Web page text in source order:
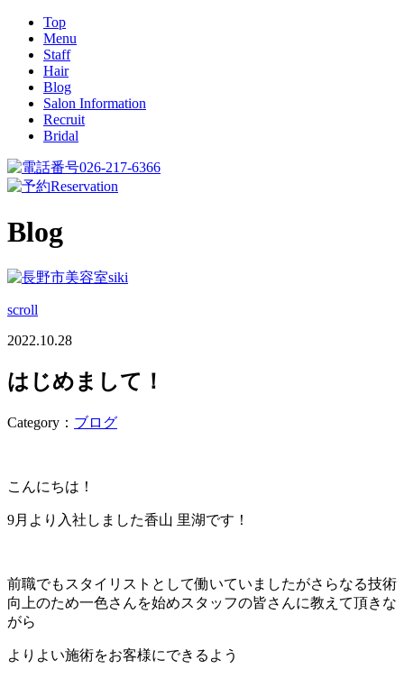
Top
Menu
Staff
Hair
Blog
Salon Information
Recruit
Bridal
026-217-6366
Reservation
Blog
scroll
2022.10.28
はじめまして！
Category： ブログ
こんにちは！
9月より入社しました香山 里湖です！
前職でもスタイリストとして働いていましたがさらなる技術
向上のため一色さんを始めスタッフの皆さんに教えて頂きな
がら
よりよい施術をお客様にできるよう